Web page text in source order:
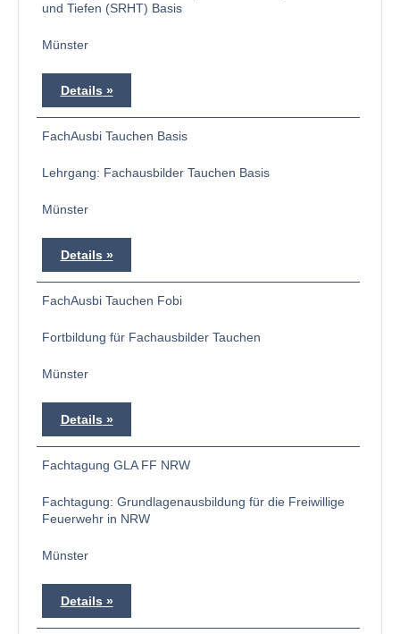
und Tiefen (SRHT) Basis
Münster
Details
FachAusbi Tauchen Basis
Lehrgang: Fachausbilder Tauchen Basis
Münster
Details
FachAusbi Tauchen Fobi
Fortbildung für Fachausbilder Tauchen
Münster
Details
Fachtagung GLA FF NRW
Fachtagung: Grundlagenausbildung für die Freiwillige
Feuerwehr in NRW
Münster
Details